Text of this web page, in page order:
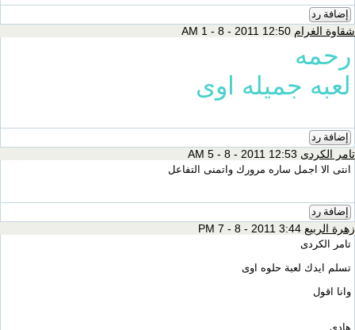
إضافة رد
شقاوة الغرام
رحمه
لعبه جميله اوى
إضافة رد
تامر الكردى
انتى الا اجمل ساره مرورك واتمنى التفاعل
إضافة رد
زهرة الربيع
تامر الكردى
تسلم ايدك لعبة حلوه اوى
وانا اقول
هادى